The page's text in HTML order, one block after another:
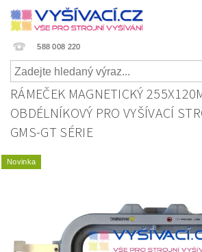
588 008 220
RÁMEČEK MAGNETICKÝ
OBDÉLNÍKOVÝ PRO VYŠÍVACÍ
GMS-GT SÉRIE
Novinka